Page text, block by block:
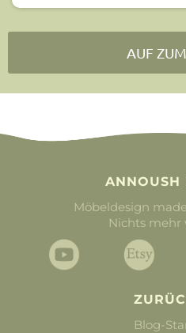
AUF
ANNOUSH
Möbeldesign
Nichts mehr
Blog-